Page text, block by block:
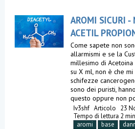
AROMI SICURI -
ACETIL
Come sapete non
allarmismi e se la
millesimo di
su X ml, non è che
schifezze
sono dei puristi,
questo oppure non
Iv3shf Articolo
23
Tempo di lettura 2
aromi
base